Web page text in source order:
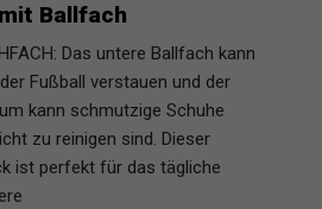
Ballfach
Das untere Ballfach kann
Fußball verstauen und der
kann schmutzige Schuhe
zu reinigen sind. Dieser
ist perfekt für das tägliche